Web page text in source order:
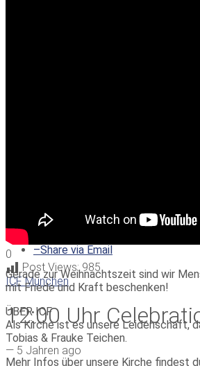
0
Post Views: 985
ICF München
12:00 Uhr
— 5 Jahren ago
Share on Twitter
–Share on Facebook
–Share via Email
Gerade zur Weihnachtszeit sind wir
mit Friede und Kraft beschenken!
ÜBER ICF
Als Kirche ist es unsere Leidenschaft,
Tobias & Frauke Teichen.
Mehr Infos über unsere Kirche findest